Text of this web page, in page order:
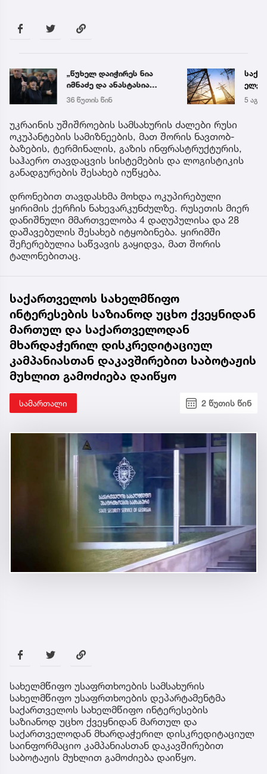
„წუხელ დაიჭირეს ნია
იმნაძე და ანასტასია
ბერუაშვილი! თეთრად
გავათენე, მაგრამ
ფეისბუკში ვერ შევედი...“
- რას წერს ეკა კუპატაძე
36 წუთის წინ 5 აგვ
უკრაინის უშიშროების სამსახურის ძალები რუსი
ოკუპანტების სამიზნეების, მათ შორის ნავთობ-
ბაზების, ტერმინალის, გაზის ინფრასტრუქტურის,
საჰაერო თავდაცვის სისტემების და ლოგისტიკის
განადგურების შესახებ იუწყება.
დრონებით თავდასხმა მოხდა ოკუპირებული
ყირიმის ქერჩის ნახევარკუნძულზე. რუსეთის მიერ
დანიშნული მმართველობა 4 დაღუპულისა და 28
დაშავებულის შესახებ იტყობინება. ყირიმში
შეჩერებულია საწვავის გაყიდვა, მათ შორის
ტალონებითაც.
საქართველოს სახელმწიფო
ინტერესების საზიანოდ უცხო ქვეყნიდან
მართულ და საქართველოდან
მხარდაჭერილ დისკრედიტაციულ
კამპანიასთან დაკავშირებით საბოტაჟის
მუხლით გამოძიება დაიწყო
სამართალი 2 წუთის წინ
სახელმწიფო უსაფრთხოების სამსახურის
სახელმწიფო უსაფრთხოების დეპარტამენტმა
საქართველოს სახელმწიფო ინტერესების
საზიანოდ უცხო ქვეყნიდან მართულ და
საქართველოდან მხარდაჭერილ დისკრედიტაციულ
საინფორმაციო კამპანიასთან დაკავშირებით
საბოტაჟის მუხლით გამოძიება დაიწყო.